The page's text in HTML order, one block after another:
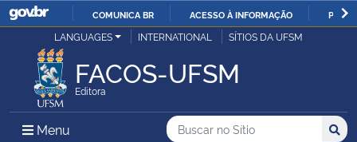
IR
O
COMUNICA BR ACESSO À INFORMAÇÃO
Ministério da Justiça e Segurança Pública
Ministério da Defesa
LANGUAGES INTERNATIONAL SÍTIOS DA UFSM
FACOS-UFSM
Editora
Menu Menu Principal do Sítio
Busca
Buscar no no Sítio
Busca: